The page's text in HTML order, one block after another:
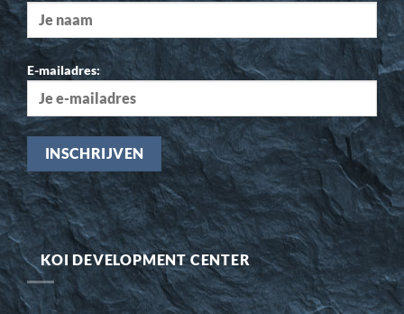
E-mailadres:
KOI DEVELOPMENT CENTER